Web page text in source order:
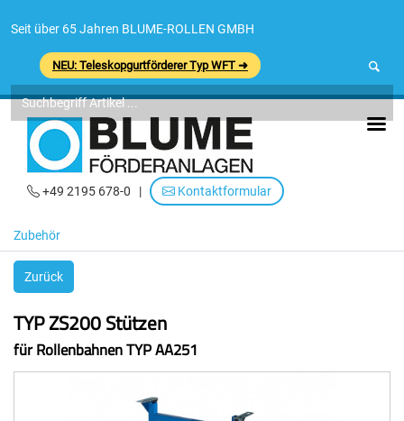
Seit über 65 Jahren BLUME-ROLLEN GMBH
NEU: Teleskopgurtförderer Typ WFT ➜
+49 2195 678-0 | Kontaktformular
Zubehör
Zurück
TYP ZS200 Stützen
für Rollenbahnen TYP AA251